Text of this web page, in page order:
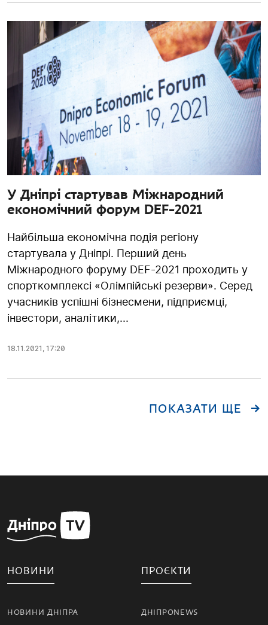
У Дніпрі стартував Міжнародний
економічний форум DEF-2021
Найбільша економічна подія регіону
стартувала у Дніпрі. Перший день
Міжнародного форуму DEF-2021 проходить у
спорткомплексі «Олімпійські резерви». Серед
учасників успішні бізнесмени, підприємці,
інвестори, аналітики,...
18.11.2021 , 17:20
ПОКАЗАТИ ЩЕ
НОВИНИ
НОВИНИ ДНІПРА
ПРОЄКТИ
ДНІПРОNEWS